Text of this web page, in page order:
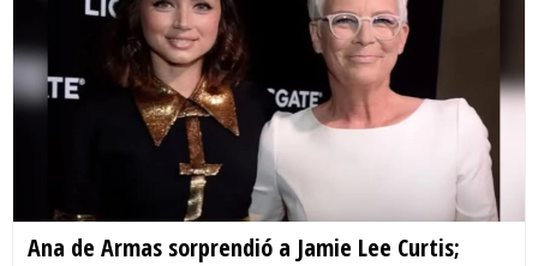
Ana de Armas sorprendió a Jamie Lee Curtis;